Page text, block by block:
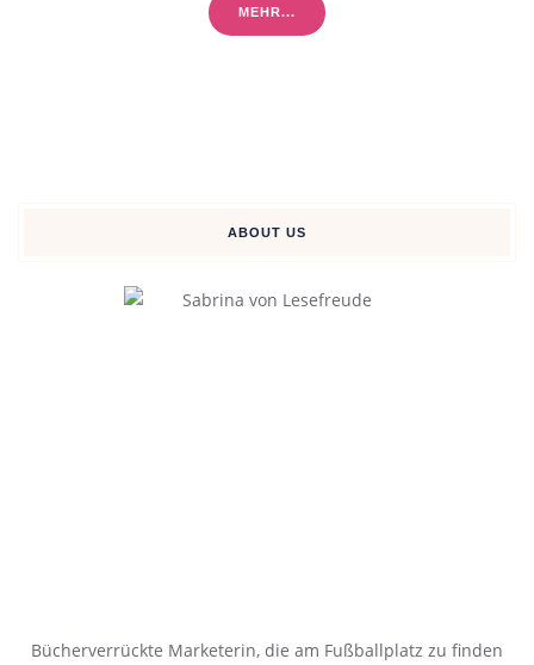
MEHR...
ABOUT US
Bücherverrückte Marketerin, die am Fußballplatz zu finden